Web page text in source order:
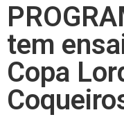
tem
Copa